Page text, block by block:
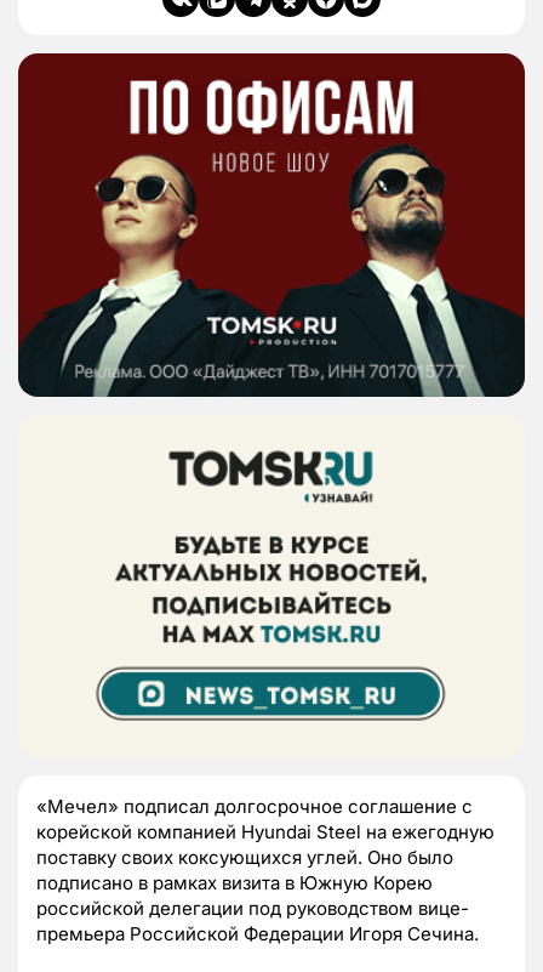
«Мечел» подписал долгосрочное соглашение с
корейской компанией Hyundai Steel на ежегодную
поставку своих коксующихся углей. Оно было
подписано в рамках визита в Южную Корею
российской делегации под руководством вице-
премьера Российской Федерации Игоря Сечина.